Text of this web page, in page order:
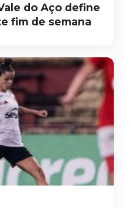
do Aço define
fim de semana